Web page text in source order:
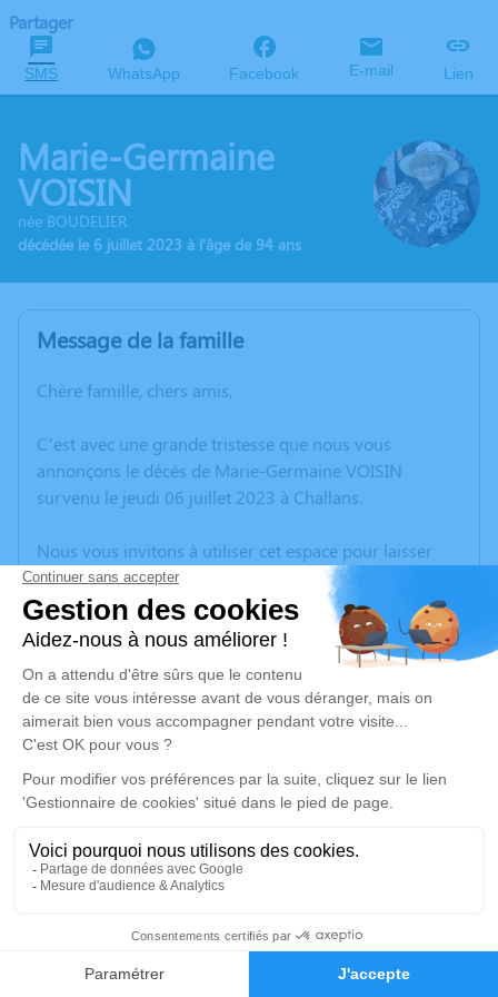
Faire-part Hommages
Partager
SMS WhatsApp Facebook E-mail Lien
Marie-Germaine
VOISIN
née BOUDELIER
décédée le 6 juillet 2023 à l'âge de 94 ans
Message de la famille
Chère famille, chers amis,
C’est avec une grande tristesse que nous vous
annonçons le décès de Marie-Germaine VOISIN
survenu le jeudi 06 juillet 2023 à Challans.
Nous vous invitons à utiliser cet espace pour laisser
vos condoléances, partager des photos souvenirs, une
anecdote ou exprimer vos pensées à travers des
poèmes ou des textes. Cet endroit est un lieu
d'expression dédié à honorer la mémoire de Marie-
Germaine VOISIN.
Un service de plantation d’arbre hommage est
disponible ici
Cérémonie civile
Crematorium d'Olonne sur Mer
85100 Olonne sur Mer